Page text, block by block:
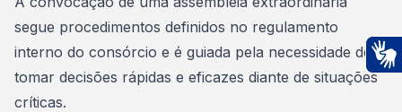
segue procedimentos definidos no regulamento
interno do consórcio e é guiada pela necessidade de
tomar decisões rápidas e eficazes diante de situações
críticas.